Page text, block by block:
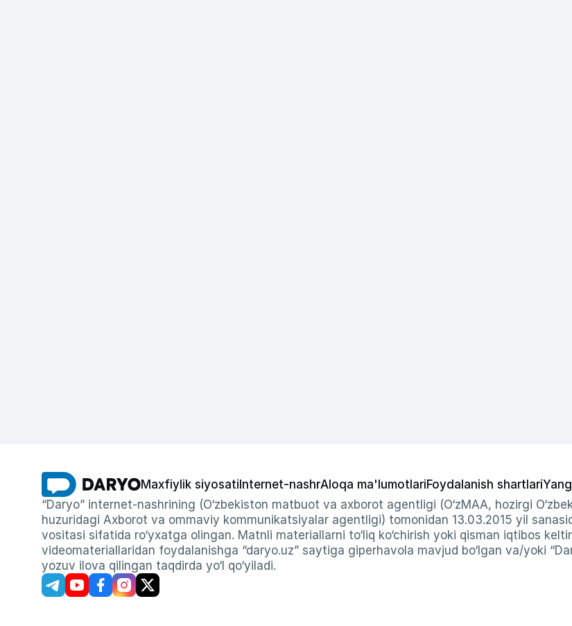
Maxfiylik siyosati Internet-nashrAloqa ma'lumotlariFoydalanish shartlari
“Daryo” internet-nashrining (O‘zbekiston matbuot va axborot agentligi (O‘zMAA, hozirgi
huzuridagi Axborot va ommaviy kommunikatsiyalar agentligi) tomonidan 13.03.2015 yil
vositasi sifatida ro‘yxatga olingan. Matnli materiallarni to‘liq ko‘chirish yoki qisman iqtibos
videomateriallaridan foydalanishga “daryo.uz” saytiga giperhavola mavjud bo‘lgan va/yoki
yozuv ilova qilingan taqdirda yo‘l qo‘yiladi.